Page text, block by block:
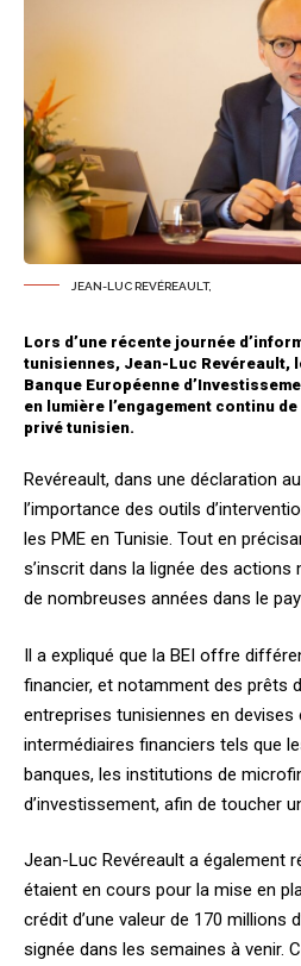
JEAN-LUC REVÉREAULT,
Lors d’une récente journée
tunisiennes, Jean-Luc Revéreault,
Banque Européenne
en lumière l’engagement continu
privé tunisien.
Revéreault, dans une déclaration
l’importance des outils
les PME en Tunisie. Tout en
s’inscrit dans la lignée des actions
de nombreuses années dans le
Il a expliqué que la BEI offre
financier, et notamment des prêts
entreprises tunisiennes en devises
intermédiaires financiers tels que
banques, les institutions de
d’investissement, afin de toucher
Jean-Luc Revéreault a également
étaient en cours pour la mise en
crédit d’une valeur de 170 millions
signée dans les semaines à venir.